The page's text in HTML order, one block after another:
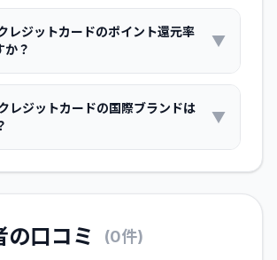
レジットカードのポイント還元率
か？
▼
レジットカードの国際ブランドは
▼
の口コミ (0件)